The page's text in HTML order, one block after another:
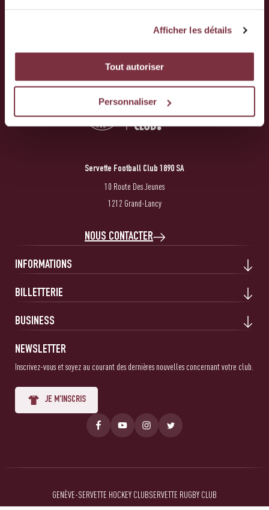
Afficher les détails
Tout autoriser
Personnaliser
Servette Football Club 1890 SA
10 Route Des Jeunes
1212 Grand-Lancy
NOUS CONTACTER
INFORMATIONS
BILLETTERIE
BUSINESS
NEWSLETTER
Inscrivez-vous et soyez au courant des dernières nouvelles concernant votre club.
JE M'INSCRIS
GENÈVE-SERVETTE HOCKEY CLUBSERVETTE RUGBY CLUB